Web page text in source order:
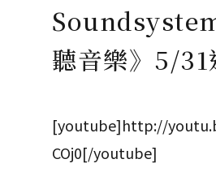
聽音樂》5/31
[youtube]http://
COj0[/youtube]